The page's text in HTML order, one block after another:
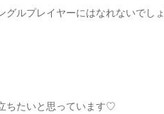
グルプレイヤーにはなれないでし
ちたいと思っています♡